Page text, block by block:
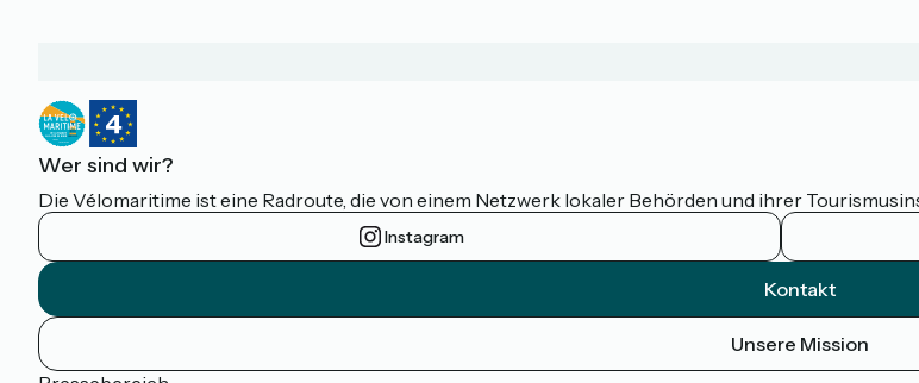
Wer sind wir?
Die Vélomaritime ist eine Radroute, die von einem Netzwerk lokaler Behörden und ihrer
Instagram
Kontakt
Unsere Mission